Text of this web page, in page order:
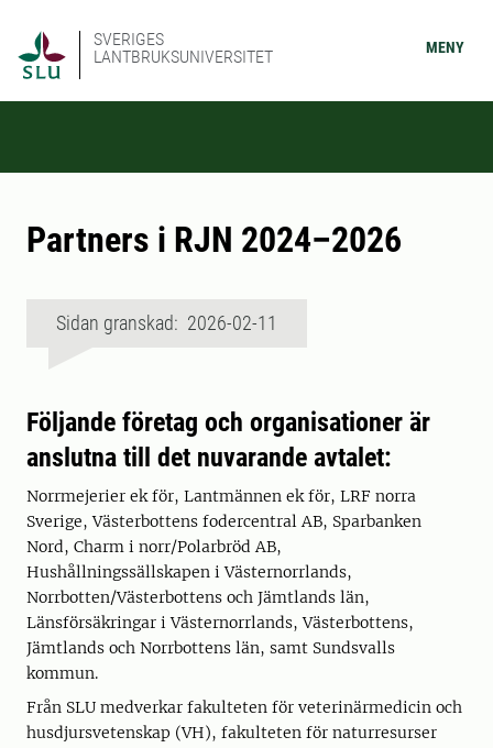
SVERIGES
LANTBRUKSUNIVERSITET
MENY
Partners i RJN 2024–2026
Sidan granskad: 2026-02-11
Följande företag och organisationer är
anslutna till det nuvarande avtalet:
Norrmejerier ek för, Lantmännen ek för, LRF norra
Sverige, Västerbottens fodercentral AB, Sparbanken
Nord, Charm i norr/Polarbröd AB,
Hushållningssällskapen i Västernorrlands,
Norrbotten/Västerbottens och Jämtlands län,
Länsförsäkringar i Västernorrlands, Västerbottens,
Jämtlands och Norrbottens län, samt Sundsvalls
kommun.
Från SLU medverkar fakulteten för veterinärmedicin och
husdjursvetenskap (VH), fakulteten för naturresurser